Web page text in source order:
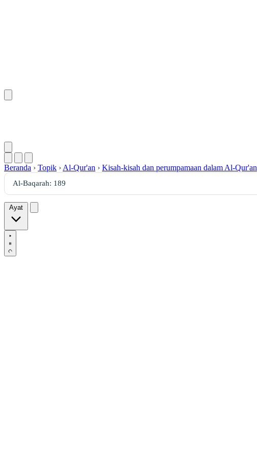
Beranda › Topik › Al-Qur'an › Kisah-kisah dan perumpamaan dalam Al-Qur'an
Ayat